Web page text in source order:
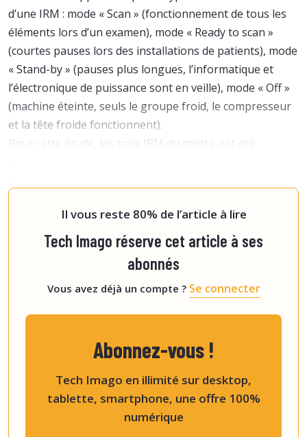
d’une IRM : mode « Scan » (fonctionnement de tous les
éléments lors d’un examen), mode « Ready to scan »
(courtes pauses lors des installations de patients), mode
« Stand-by » (pauses plus longues, l’informatique et
l’électronique de puissance sont en veille), mode « Off »
(machine éteinte, seuls le groupe froid, le compresseur
et la tête froide fonctionnent).
Pour cette étude, les trois IRM du centre ont été
Il vous reste 80% de l’article à lire
Tech Imago réserve cet article à ses
abonnés
Vous avez déjà un compte ? Se connecter
Abonnez-vous !
Tech Imago en illimité sur desktop,
tablette, smartphone, une offre 100%
numérique